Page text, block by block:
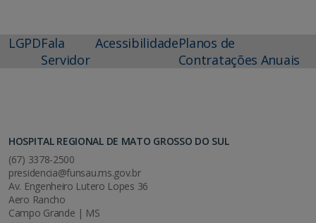
LGPDFala
Servidor
AcessibilidadePlanos de
Contratações Anuais
HOSPITAL REGIONAL DE MATO GROSSO DO SUL
(67) 3378-2500
presidencia@funsau.ms.gov.br
Av. Engenheiro Lutero Lopes 36
Aero Rancho
Campo Grande | MS